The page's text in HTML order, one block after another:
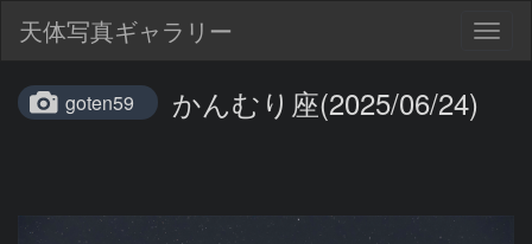
天体写真ギャラリー
goten59 かんむり座(2025/06/24)